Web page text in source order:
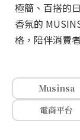
極簡、百搭的
香氛的
格，陪伴消費
Musinsa
電商平台